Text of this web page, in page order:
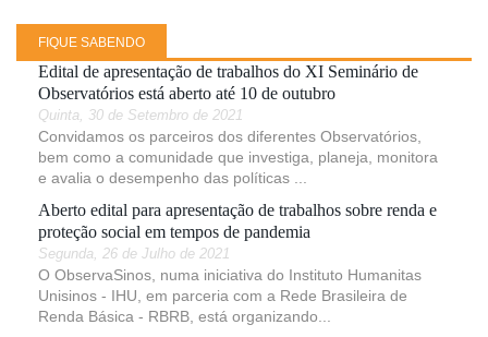
FIQUE SABENDO
Edital de apresentação de trabalhos do XI Seminário de
Observatórios está aberto até 10 de outubro
Quinta, 30 de Setembro de 2021
Convidamos os parceiros dos diferentes Observatórios,
bem como a comunidade que investiga, planeja, monitora
e avalia o desempenho das políticas ...
Aberto edital para apresentação de trabalhos sobre renda e
proteção social em tempos de pandemia
Segunda, 26 de Julho de 2021
O ObservaSinos, numa iniciativa do Instituto Humanitas
Unisinos - IHU, em parceria com a Rede Brasileira de
Renda Básica - RBRB, está organizando...